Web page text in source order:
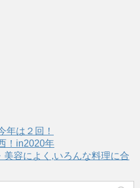
年は２回！
！in2020年
容によく,いろんな料理に合